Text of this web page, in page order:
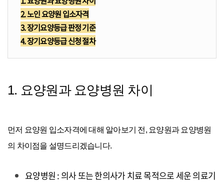
2. 노인 요양원 입소자격
3. 장기요양등급 판정 기준
4. 장기요양등급 신청 절차
1. 요양원과 요양병원 차이
먼저 요양원 입소자격에 대해 알아보기 전, 요양원과 요양병원
의 차이점을 설명드리겠습니다.
요양병원 : 의사 또는 한의사가 치료 목적으로 세운 의료기